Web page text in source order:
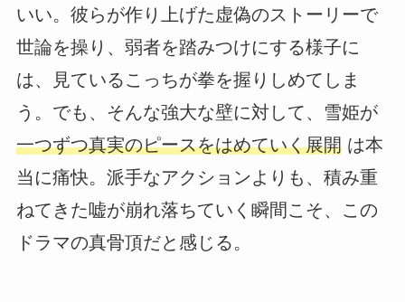
いい。彼らが作り上げた虚偽のストーリーで
世論を操り、弱者を踏みつけにする様子に
は、見ているこっちが拳を握りしめてしま
う。でも、そんな強大な壁に対して、雪姫が
一つずつ真実のピースをはめていく展開は本
当に痛快。派手なアクションよりも、積み重
ねてきた嘘が崩れ落ちていく瞬間こそ、この
ドラマの真骨頂だと感じる。